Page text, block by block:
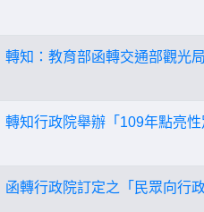
轉知：教育部函轉交通部觀光
轉知行政院舉辦「109年點亮
函轉行政院訂定之「民眾向行